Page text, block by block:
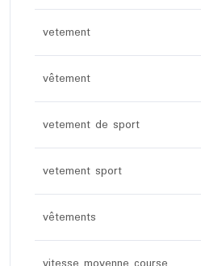
vetement
vêtement
vetement de sport
vetement sport
vêtements